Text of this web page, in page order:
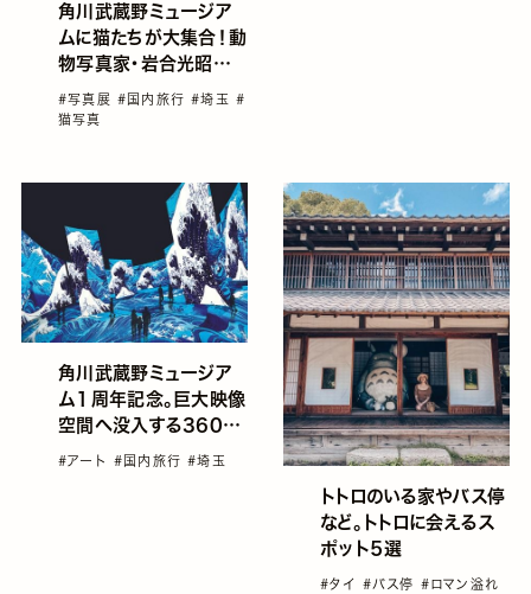
角川武蔵野ミュージア
ムに猫たちが大集合！動
物写真家・岩合光昭写
真展「こねこ」「岩合光昭
の世界ネコ歩き 2」開催
#写真展 #国内旅行#埼玉 #
猫写真
角川武蔵野ミュージア
ム１周年記念。巨大映像
空間へ没入する360度
体験型コンテンツ「浮世
#アート #国内旅行#埼玉
トトロのいる家やバス停
など。トトロに会えるス
ポット５選
#タイ #バス停 #ロマン溢れ